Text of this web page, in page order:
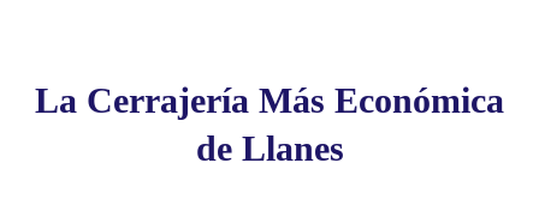
La Cerrajería Más Económica
de Llanes